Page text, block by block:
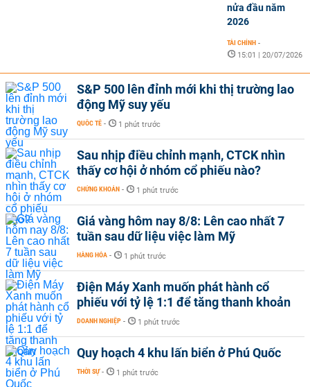
nửa đầu năm
2026
TÀI CHÍNH -
15:01 | 20/07/2026
S&P 500 lên đỉnh mới khi thị trường lao
động Mỹ suy yếu
QUỐC TẾ - 1 phút trước
Sau nhịp điều chỉnh mạnh, CTCK nhìn
thấy cơ hội ở nhóm cổ phiếu nào?
CHỨNG KHOÁN - 1 phút trước
Giá vàng hôm nay 8/8: Lên cao nhất 7
tuần sau dữ liệu việc làm Mỹ
HÀNG HÓA - 1 phút trước
Điện Máy Xanh muốn phát hành cổ
phiếu với tỷ lệ 1:1 để tăng thanh khoản
DOANH NGHIỆP - 1 phút trước
Quy hoạch 4 khu lấn biển ở Phú Quốc
THỜI SỰ - 1 phút trước